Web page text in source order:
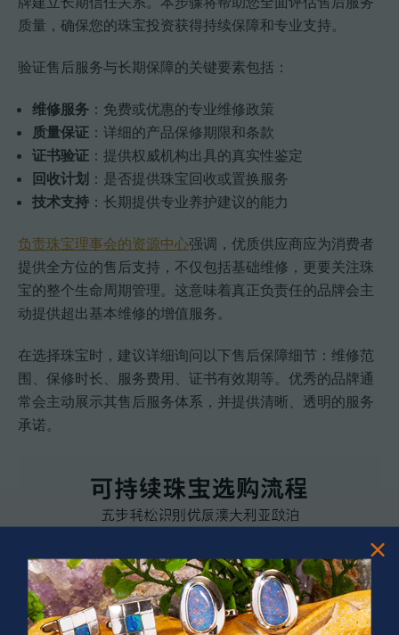
质量，确保您的珠宝投资获得持续保障和专业支持。
验证售后服务与长期保障的关键要素包括：
维修服务 ：免费或优惠的专业维修政策
质量保证 ：详细的产品保修期限和条款
证书验证 ：提供权威机构出具的真实性鉴定
回收计划 ：是否提供珠宝回收或置换服务
技术支持 ：长期提供专业养护建议的能力
负责珠宝理事会的资源中心强调，优质供应商应为消费者
提供全方位的售后支持，不仅包括基础维修，更要关注珠
宝的整个生命周期管理。这意味着真正负责任的品牌会主
动提供超出基本维修的增值服务。
在选择珠宝时，建议详细询问以下售后保障细节：维修范
围、保修时长、服务费用、证书有效期等。优秀的品牌通
常会主动展示其售后服务体系，并提供清晰、透明的服务
承诺。